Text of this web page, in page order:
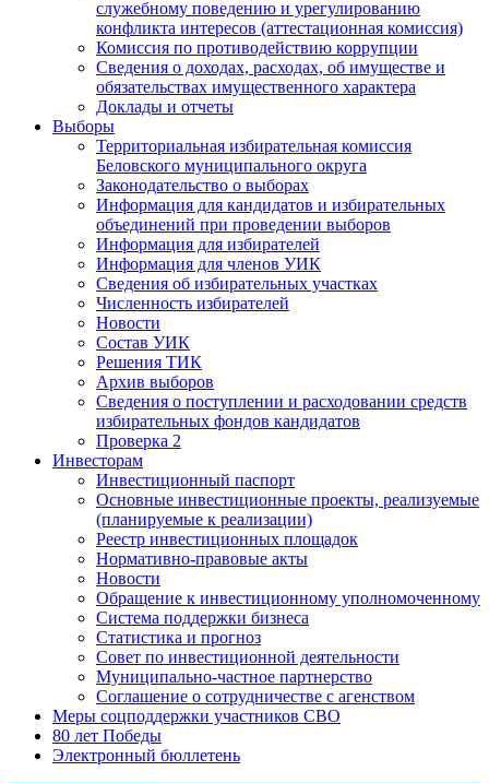
служебному поведению и урегулированию
конфликта интересов (аттестационная комиссия)
Комиссия по противодействию коррупции
Сведения о доходах, расходах, об имуществе и
обязательствах имущественного характера
Доклады и отчеты
Выборы
Территориальная избирательная комиссия
Беловского муниципального округа
Законодательство о выборах
Информация для кандидатов и избирательных
объединений при проведении выборов
Информация для избирателей
Информация для членов УИК
Сведения об избирательных участках
Численность избирателей
Новости
Состав УИК
Решения ТИК
Архив выборов
Сведения о поступлении и расходовании средств
избирательных фондов кандидатов
Проверка 2
Инвесторам
Инвестиционный паспорт
Основные инвестиционные проекты, реализуемые
(планируемые к реализации)
Реестр инвестиционных площадок
Нормативно-правовые акты
Новости
Обращение к инвестиционному уполномоченному
Система поддержки бизнеса
Статистика и прогноз
Совет по инвестиционной деятельности
Муниципально-частное партнерство
Соглашение о сотрудничестве с агенством
Меры соцподдержки участников СВО
80 лет Победы
Электронный бюллетень